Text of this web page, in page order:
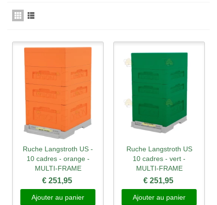
Ruche Langstroth US -
10 cadres - orange -
MULTI-FRAME
€ 251,95
Ajouter au panier
Ruche Langstroth US
10 cadres - vert -
MULTI-FRAME
€ 251,95
Ajouter au panier